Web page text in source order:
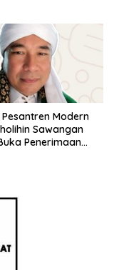
Modern
Sawangan
Penerimaan